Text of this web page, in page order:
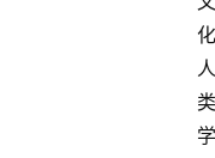
化
人
类
学